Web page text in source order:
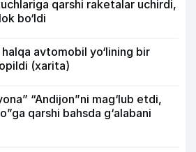
qarshi raketalar uchirdi,
bo‘ldi
avtomobil yo‘lining bir
(xarita)
“Andijon”ni mag‘lub etdi,
qarshi bahsda g‘alabani